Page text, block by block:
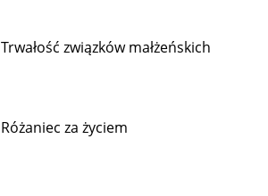
Trwałość związków małżeńskich
Różaniec za życiem